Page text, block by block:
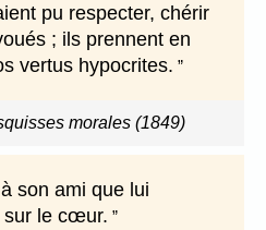
pu respecter, chérir
; ils prennent en
vertus hypocrites.
morales (1849)
son ami que lui
sur le cœur.